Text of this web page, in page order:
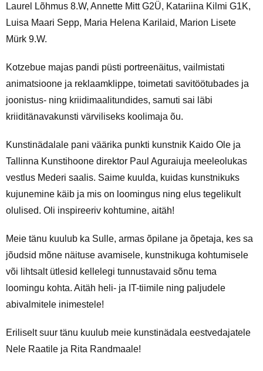
Laurel Lõhmus 8.W, Annette Mitt G2Ü, Katariina Kilmi G1K,
Luisa Maari Sepp, Maria Helena Karilaid, Marion Lisete
Mürk 9.W.
Kotzebue majas pandi püsti portreenäitus, vailmistati
animatsioone ja reklaamklippe, toimetati savitöötubades ja
joonistus- ning kriidimaalitundides, samuti sai läbi
kriiditänavakunsti värviliseks koolimaja õu.
Kunstinädalale pani väärika punkti kunstnik Kaido Ole ja
Tallinna Kunstihoone direktor Paul Aguraiuja meeleolukas
vestlus Mederi saalis. Saime kuulda, kuidas kunstnikuks
kujunemine käib ja mis on loomingus ning elus tegelikult
olulised. Oli inspireeriv kohtumine, aitäh!
Meie tänu kuulub ka Sulle, armas õpilane ja õpetaja, kes sa
jõudsid mõne näituse avamisele, kunstnikuga kohtumisele
või lihtsalt ütlesid kellelegi tunnustavaid sõnu tema
loomingu kohta. Aitäh heli- ja IT-tiimile ning paljudele
abivalmitele inimestele!
Eriliselt suur tänu kuulub meie kunstinädala eestvedajatele
Nele Raatile ja Rita Randmaale!